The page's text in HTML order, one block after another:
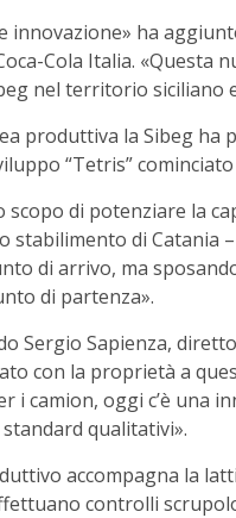
innovazione» ha
Cola Italia. «Questa
nel territorio siciliano
produttiva la Sibeg
“Tetris”
di potenziare la
stabilimento di
di arrivo, ma
di partenza».
Sergio Sapienza,
con la proprietà a
i camion, oggi c’è una
qualitativi».
accompagna la
controlli